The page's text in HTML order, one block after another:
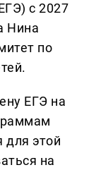
с 2027
Нина
по
ЕГЭ на
для этой
на